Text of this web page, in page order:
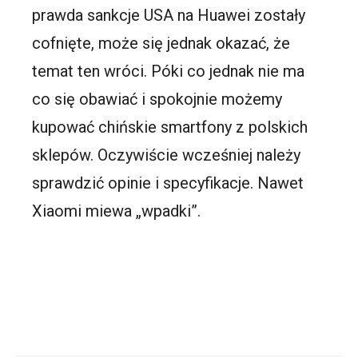
prawda sankcje USA na Huawei zostały
cofnięte, może się jednak okazać, że
temat ten wróci. Póki co jednak nie ma
co się obawiać i spokojnie możemy
kupować chińskie smartfony z polskich
sklepów. Oczywiście wcześniej należy
sprawdzić opinie i specyfikacje. Nawet
Xiaomi miewa „wpadki”.